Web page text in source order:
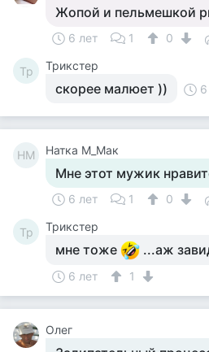
Жопой и пельмешкой
6 лет 1 0
Tp Tpикcтep
скорее малюет ))
НМ Натка М_Мак
Мне этот мужик
6 лет 1 0
Tp Tpикcтep
мне тоже ...аж
6 лет 1
Олег